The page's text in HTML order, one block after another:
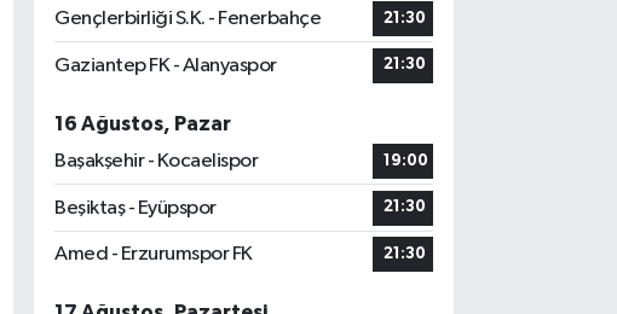
Gençlerbirliği S.K. - Fenerbahçe 21:30
Gaziantep FK - Alanyaspor 21:30
16 Ağustos, Pazar
Başakşehir - Kocaelispor
19:00
Beşiktaş - Eyüpspor 21:30
Amed - Erzurumspor FK 21:30